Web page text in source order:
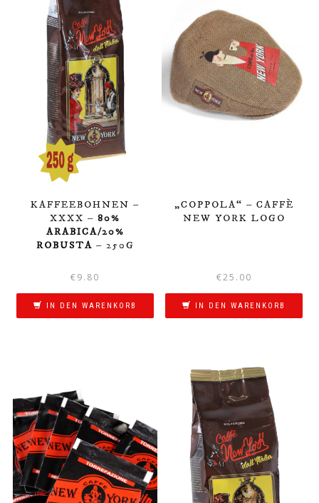
KAFFEEBOHNEN –
XXXX – 80%
ARABICA/20%
ROBUSTA – 250G
€9.80
IN DEN WARENKORB
„COPPOLA“ – CAFFÈ
NEW YORK LOGO
€25.00
IN DEN WARENKORB